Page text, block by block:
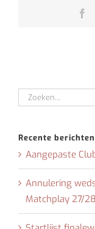
Zoeken
naar:
Recente berichten
Aangepaste
Annulering
Matchplay 27/